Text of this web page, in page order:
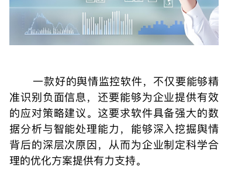
一款好的舆情监控软件，不仅要能够精
准识别负面信息，还要能够为企业提供有效
的应对策略建议。这要求软件具备强大的数
据分析与智能处理能力，能够深入挖掘舆情
背后的深层次原因，从而为企业制定科学合
理的优化方案提供有力支持。